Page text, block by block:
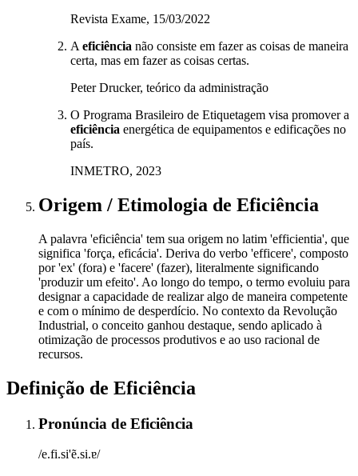
Revista Exame, 15/03/2022
A eficiência não consiste em fazer as coisas de maneira
certa, mas em fazer as coisas certas.
Peter Drucker, teórico da administração
O Programa Brasileiro de Etiquetagem visa promover a
eficiência energética de equipamentos e edificações no
país.
INMETRO, 2023
Origem / Etimologia de Eficiência
A palavra 'eficiência' tem sua origem no latim 'efficientia', que
significa 'força, eficácia'. Deriva do verbo 'efficere', composto
por 'ex' (fora) e 'facere' (fazer), literalmente significando
'produzir um efeito'. Ao longo do tempo, o termo evoluiu para
designar a capacidade de realizar algo de maneira competente
e com o mínimo de desperdício. No contexto da Revolução
Industrial, o conceito ganhou destaque, sendo aplicado à
otimização de processos produtivos e ao uso racional de
recursos.
Definição de Eficiência
Pronúncia de Eficiência
/e.fi.si'ẽ.si.ɐ/